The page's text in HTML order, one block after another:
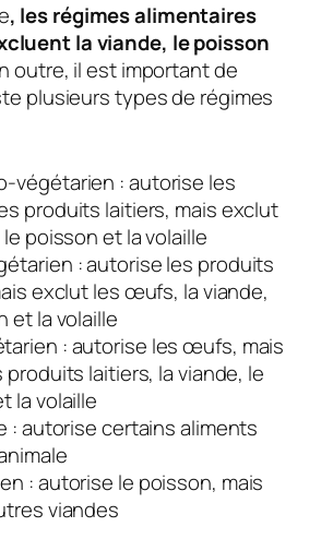
, les régimes alimentaires
la viande, le poisson
outre, il est important de
plusieurs types de régimes
végétarien : autorise les
produits laitiers, mais exclut
poisson et la volaille
: autorise les produits
exclut les œufs, la viande,
et la volaille
: autorise les œufs, mais
laitiers, la viande, le
la volaille
: autorise certains aliments
: autorise le poisson, mais
viandes